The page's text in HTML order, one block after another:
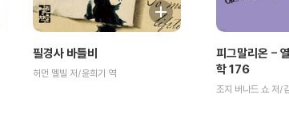
필경사 바틀비
허먼 멜빌 저/윤희기 역
피그말리온 -
학 176
조지 버나드 쇼 저/